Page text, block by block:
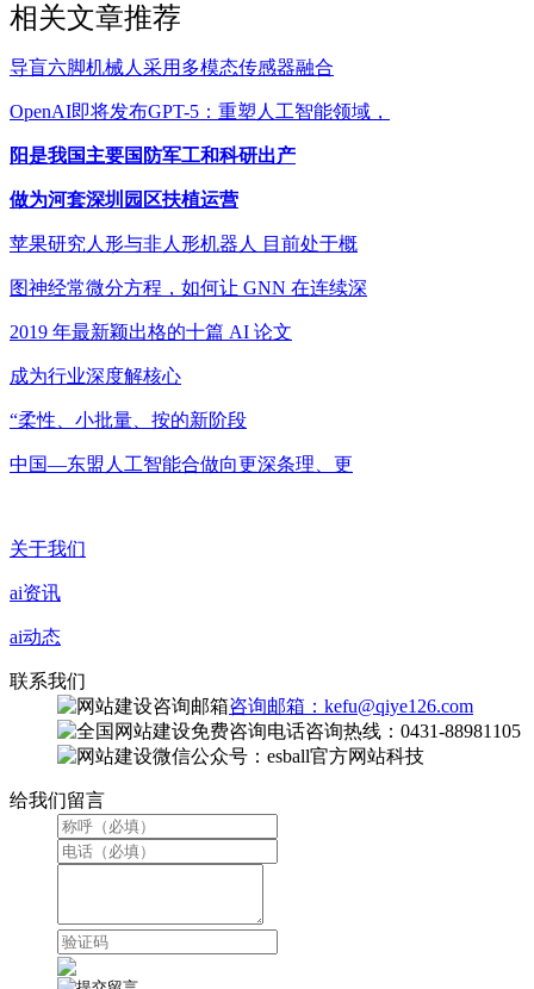
相关文章推荐
导盲六脚机械人采用多模态传感器融合
OpenAI即将发布GPT-5：重塑人工智能领域，
阳是我国主要国防军工和科研出产
做为河套深圳园区扶植运营
苹果研究人形与非人形机器人 目前处于概
图神经常微分方程，如何让 GNN 在连续深
2019 年最新颖出格的十篇 AI 论文
成为行业深度解核心
“柔性、小批量、按的新阶段
中国—东盟人工智能合做向更深条理、更
关于我们
ai资讯
ai动态
联系我们
咨询邮箱：kefu@qiye126.com
咨询热线：0431-88981105
微信公众号：esball官方网站科技
给我们留言